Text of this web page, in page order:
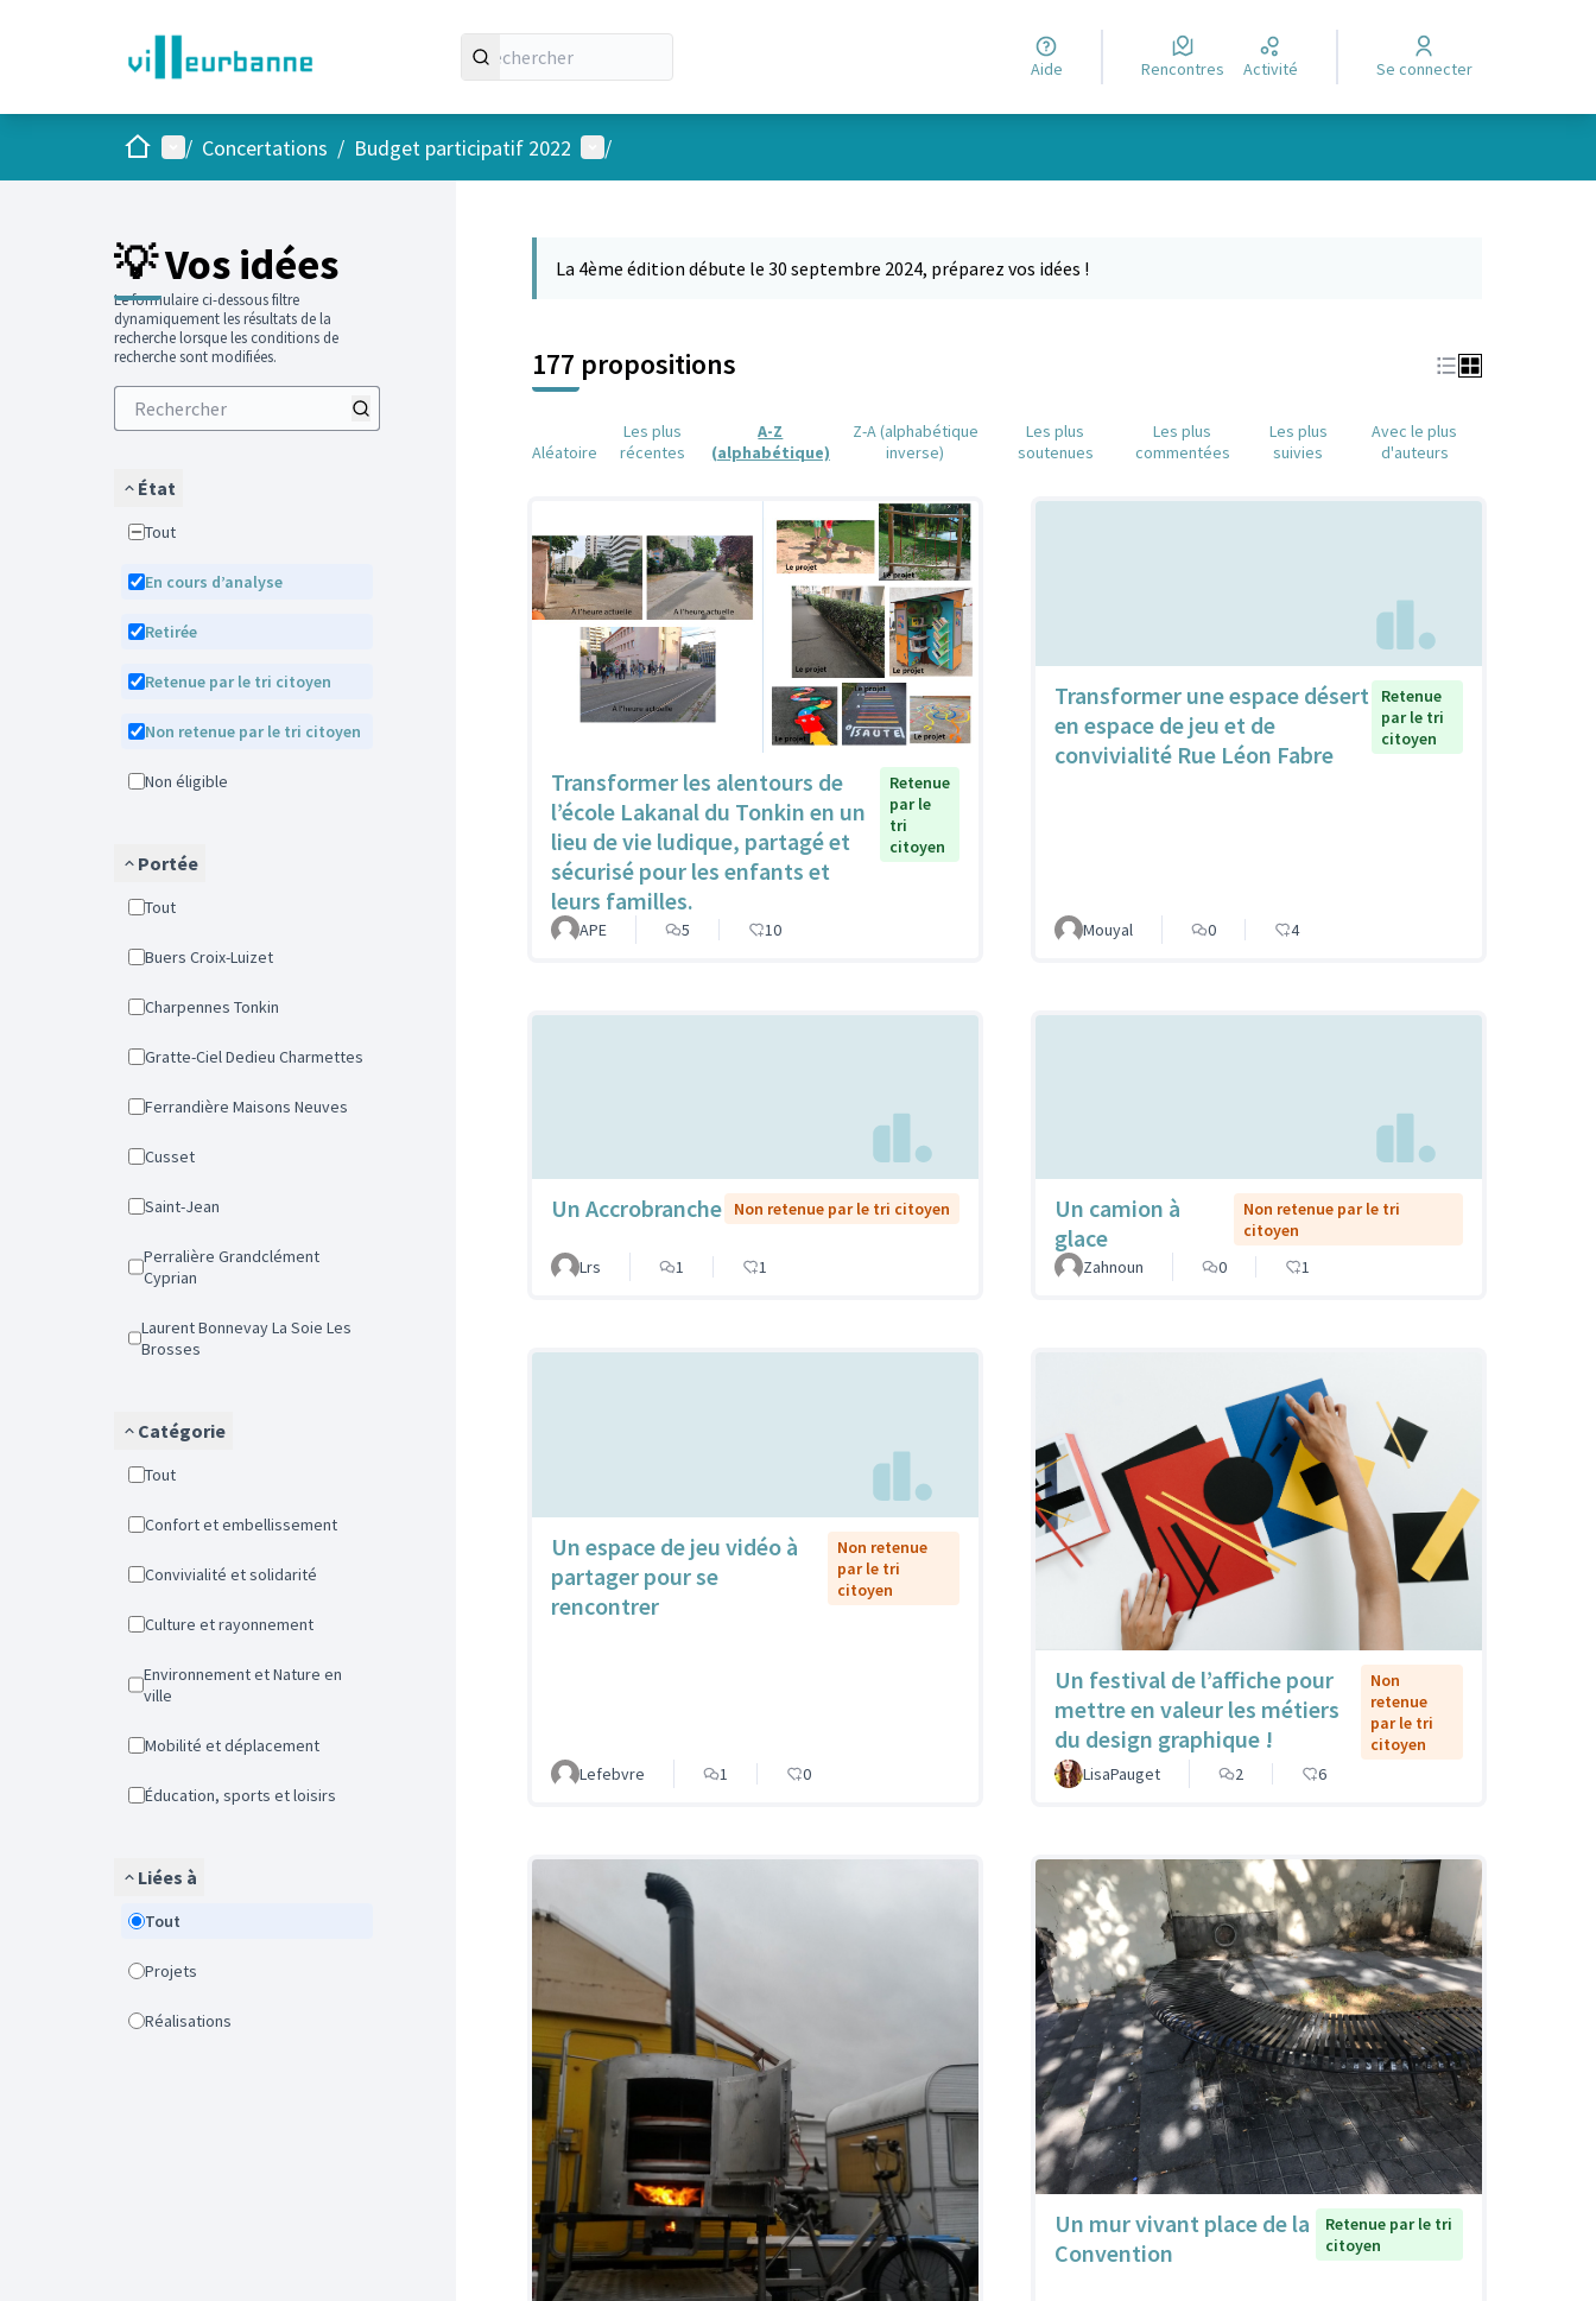
Aide Rencontres Activité Se connecter
AccueilMenu principal
/ Concertations / Budget participatif 2022 Menu utilisateur
/
💡 Vos idées
Le formulaire ci-dessous filtre
dynamiquement les résultats de la
recherche lorsque les conditions de
recherche sont modifiées.
État
Tout
En cours d’analyse
Retirée
Retenue par le tri citoyen
Non retenue par le tri citoyen
Non éligible
Portée
Tout
Buers Croix-Luizet
Charpennes Tonkin
Gratte-Ciel Dedieu Charmettes
Ferrandière Maisons Neuves
Cusset
Saint-Jean
Perralière Grandclément
Cyprian
Laurent Bonnevay La Soie Les
Brosses
Catégorie
Tout
Confort et embellissement
Convivialité et solidarité
Culture et rayonnement
Environnement et Nature en
ville
Mobilité et déplacement
Éducation, sports et loisirs
Liées à
Tout
Projets
Réalisations
La 4ème édition débute le 30 septembre 2024, préparez vos idées !
177 propositions
Aléatoire
Les plus
récentes
A-Z
(alphabétique)
Z-A (alphabétique
inverse)
Les plus
soutenues
Les plus
commentées
Les plus
suivies
Avec le plus
d'auteurs
Transformer les alentours de
l’école Lakanal du Tonkin en un
lieu de vie ludique, partagé et
sécurisé pour les enfants et
leurs familles.
Retenue
par le
tri
citoyen
APE 5 10
Transformer une espace désert
en espace de jeu et de
convivialité Rue Léon Fabre
Retenue
par le tri
citoyen
Mouyal 0 4
Un Accrobranche Non retenue par le tri citoyen
Lrs 1 1
Un camion à
glace
Non retenue par le tri
citoyen
Zahnoun
0 1
Un espace de jeu vidéo à
partager pour se
rencontrer
Non retenue
par le tri
citoyen
Lefebvre 1 0
Un festival de l’affiche pour
mettre en valeur les métiers
du design graphique !
Non
retenue
par le tri
citoyen
LisaPauget
2 6
Un mur vivant place de la
Convention
Retenue par le tri
citoyen